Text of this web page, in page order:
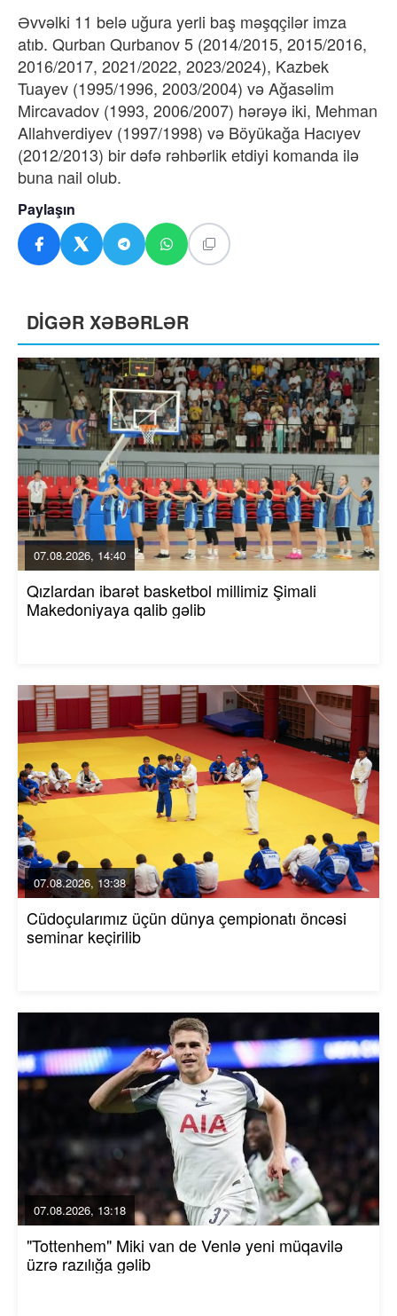
Əvvəlki 11 belə uğura yerli baş məşqçilər imza
atıb. Qurban Qurbanov 5 (2014/2015, 2015/2016,
2016/2017, 2021/2022, 2023/2024), Kazbek
Tuayev (1995/1996, 2003/2004) və Ağasəlim
Mircavadov (1993, 2006/2007) hərəyə iki, Mehman
Allahverdiyev (1997/1998) və Böyükağa Hacıyev
(2012/2013) bir dəfə rəhbərlik etdiyi komanda ilə
buna nail olub.
Paylaşın
DİGƏR XƏBƏRLƏR
07.08.2026, 14:40
Qızlardan ibarət basketbol millimiz Şimali
Makedoniyaya qalib gəlib
07.08.2026, 13:38
Cüdoçularımız üçün dünya çempionatı öncəsi
seminar keçirilib
07.08.2026, 13:18
"Tottenhem" Miki van de Venlə yeni müqavilə
üzrə razılığa gəlib